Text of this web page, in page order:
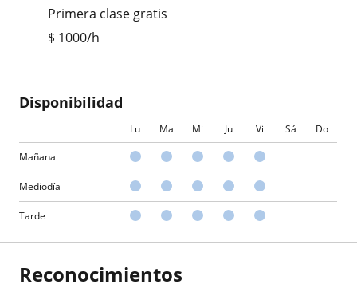
Primera clase gratis
$ 1000/h
Disponibilidad
Lu Ma Mi Ju Vi Sá Do
Mañana
Mediodía
Tarde
Reconocimientos